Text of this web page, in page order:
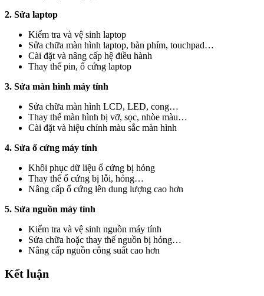
2. Sửa laptop
Kiểm tra và vệ sinh laptop
Sửa chữa màn hình laptop, bàn phím, touchpad…
Cài đặt và nâng cấp hệ điều hành
Thay thế pin, ổ cứng laptop
3. Sửa màn hình máy tính
Sửa chữa màn hình LCD, LED, cong…
Thay thế màn hình bị vỡ, sọc, nhòe màu…
Cài đặt và hiệu chỉnh màu sắc màn hình
4. Sửa ổ cứng máy tính
Khôi phục dữ liệu ổ cứng bị hỏng
Thay thế ổ cứng bị lỗi, hỏng…
Nâng cấp ổ cứng lên dung lượng cao hơn
5. Sửa nguồn máy tính
Kiểm tra và vệ sinh nguồn máy tính
Sửa chữa hoặc thay thế nguồn bị hỏng…
Nâng cấp nguồn công suất cao hơn
Kết luận